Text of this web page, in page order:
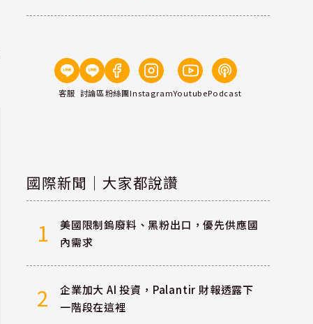
客服 討論區粉絲團InstagramYoutubePodcast
國際新聞｜大家都說讚
1
美國限制鎢廢料、黑粉出口，優先供應國
內需求
2
企業加大 AI 投資，Palantir 財報透露下
一階段在這裡